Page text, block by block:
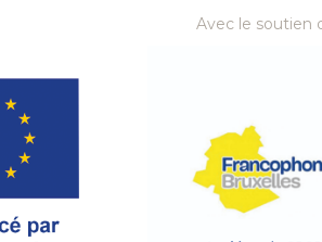
Avec le soutien